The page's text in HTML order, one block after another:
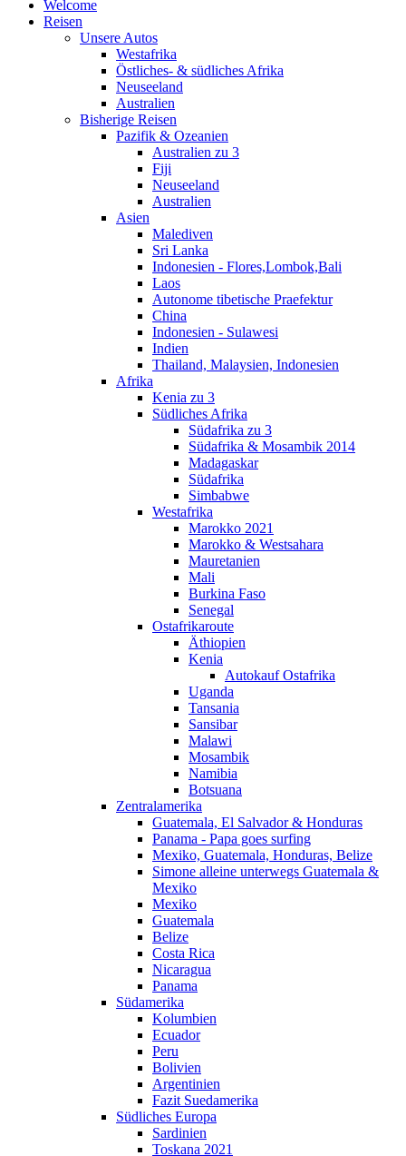
Welcome
Reisen
Unsere Autos
Westafrika
Östliches- & südliches Afrika
Neuseeland
Australien
Bisherige Reisen
Pazifik & Ozeanien
Australien zu 3
Fiji
Neuseeland
Australien
Asien
Malediven
Sri Lanka
Indonesien - Flores,Lombok,Bali
Laos
Autonome tibetische Praefektur
China
Indonesien - Sulawesi
Indien
Thailand, Malaysien, Indonesien
Afrika
Kenia zu 3
Südliches Afrika
Südafrika zu 3
Südafrika & Mosambik 2014
Madagaskar
Südafrika
Simbabwe
Westafrika
Marokko 2021
Marokko & Westsahara
Mauretanien
Mali
Burkina Faso
Senegal
Ostafrikaroute
Äthiopien
Kenia
Autokauf Ostafrika
Uganda
Tansania
Sansibar
Malawi
Mosambik
Namibia
Botsuana
Zentralamerika
Guatemala, El Salvador & Honduras
Panama - Papa goes surfing
Mexiko, Guatemala, Honduras, Belize
Simone alleine unterwegs Guatemala &
Mexiko
Mexiko
Guatemala
Belize
Costa Rica
Nicaragua
Panama
Südamerika
Kolumbien
Ecuador
Peru
Bolivien
Argentinien
Fazit Suedamerika
Südliches Europa
Sardinien
Toskana 2021